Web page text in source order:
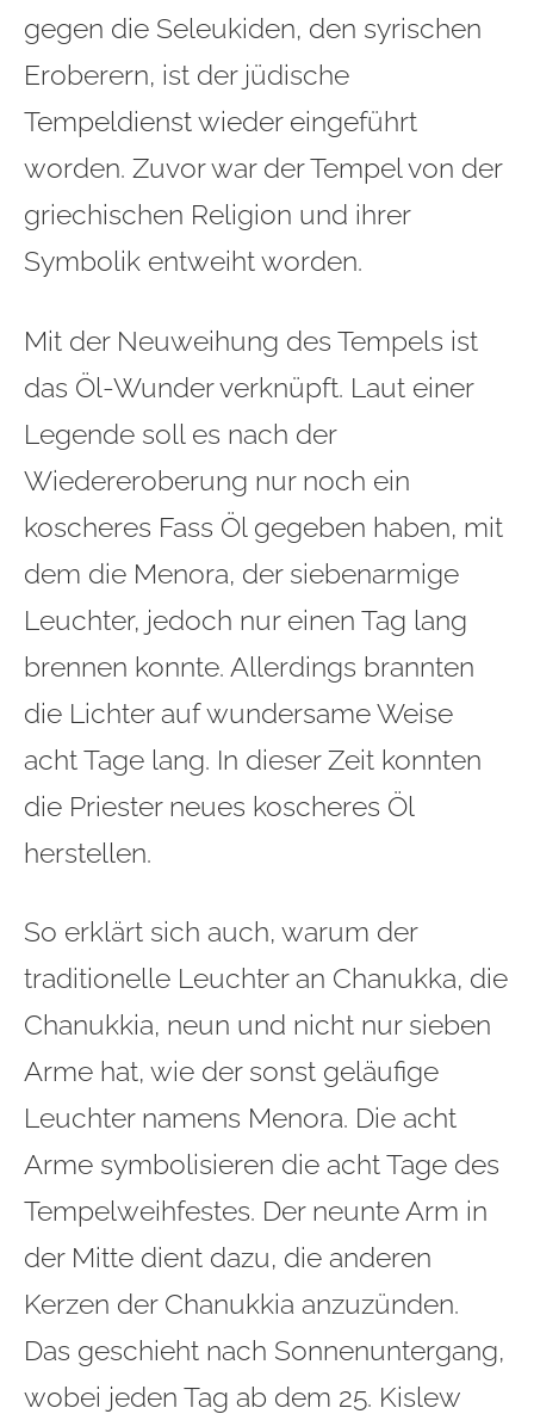
gegen die Seleukiden, den syrischen
Eroberern, ist der jüdische
Tempeldienst wieder eingeführt
worden. Zuvor war der Tempel von der
griechischen Religion und ihrer
Symbolik entweiht worden.
Mit der Neuweihung des Tempels ist
das Öl-Wunder verknüpft. Laut einer
Legende soll es nach der
Wiedereroberung nur noch ein
koscheres Fass Öl gegeben haben, mit
dem die Menora, der siebenarmige
Leuchter, jedoch nur einen Tag lang
brennen konnte. Allerdings brannten
die Lichter auf wundersame Weise
acht Tage lang. In dieser Zeit konnten
die Priester neues koscheres Öl
herstellen.
So erklärt sich auch, warum der
traditionelle Leuchter an Chanukka, die
Chanukkia, neun und nicht nur sieben
Arme hat, wie der sonst geläufige
Leuchter namens Menora. Die acht
Arme symbolisieren die acht Tage des
Tempelweihfestes. Der neunte Arm in
der Mitte dient dazu, die anderen
Kerzen der Chanukkia anzuzünden.
Das geschieht nach Sonnenuntergang,
wobei jeden Tag ab dem 25. Kislew